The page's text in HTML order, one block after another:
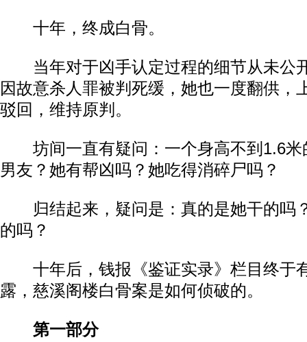
十年，终成白骨。
当年对于凶手认定过程的细节从未公
因故意杀人罪被判死缓，她也一度翻供，
驳回，维持原判。
坊间一直有疑问：一个身高不到1.6米
男友？她有帮凶吗？她吃得消碎尸吗？
归结起来，疑问是：真的是她干的吗
的吗？
十年后，钱报《鉴证实录》栏目终于
露，慈溪阁楼白骨案是如何侦破的。
第一部分